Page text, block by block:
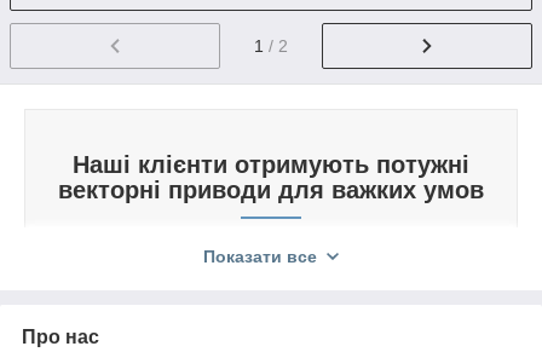
1 / 2
Наші клієнти отримують потужні
векторні приводи для важких умов
Показати все
Про нас